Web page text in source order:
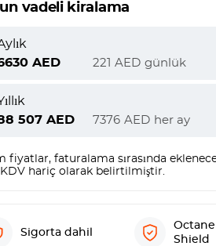
vadeli kiralama
AED 221 AED günlük
507 AED 7376 AED her ay
fiyatlar, faturalama sırasında
KDV hariç olarak belirtilmiştir.
Sigorta dahil
Octane
Shield